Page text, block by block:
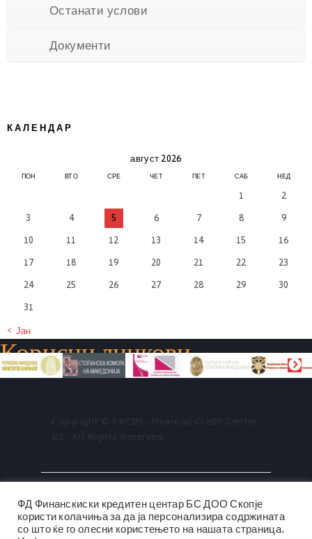
Останати услови
Документи
КАЛЕНДАР
август 2026
ПОН ВТО СРЕ ЧЕТ ПЕТ САБ НЕД
1
2
3
4 5 6 7 8
9
10
11 12 13 14 15
16
17
18 19 20 21 22
23
24
25 26 27 28 29
30
31
« Јан
Корисни линкови
Copyright © FKCBS- Financial Credit Center
BS . All Rights Reserved.
ФД Финанскиски кредитен центар БС ДОО Скопје
користи колачиња за да ја персонализира содржината
со што ќе го олесни користењето на нашата страница.